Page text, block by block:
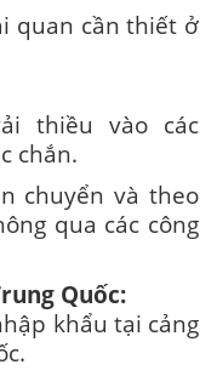
quan cần thiết ở
thiều vào các
chắn.
chuyển và theo
qua các công
Quốc:
khẩu tại cảng